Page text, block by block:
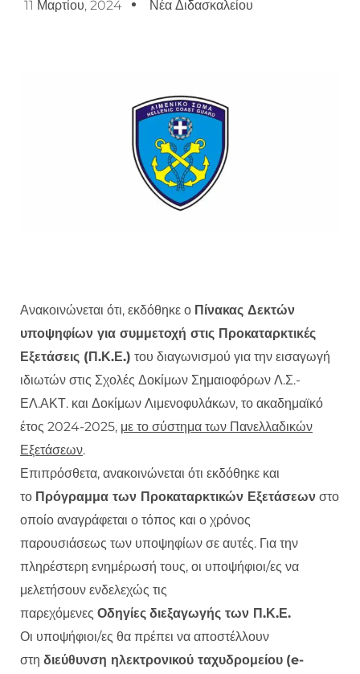
11 Μαρτίου, 2024 Νέα Διδασκαλείου
Ανακοινώνεται ότι, εκδόθηκε ο Πίνακας Δεκτών
υποψηφίων για συμμετοχή στις Προκαταρκτικές
Εξετάσεις (Π.Κ.Ε.) του διαγωνισμού για την εισαγωγή
ιδιωτών στις Σχολές Δοκίμων Σημαιοφόρων Λ.Σ.-
ΕΛ.ΑΚΤ. και Δοκίμων Λιμενοφυλάκων, το ακαδημαϊκό
έτος 2024-2025, με το σύστημα των Πανελλαδικών
Εξετάσεων.
Επιπρόσθετα, ανακοινώνεται ότι εκδόθηκε και
το Πρόγραμμα των Προκαταρκτικών Εξετάσεων στο
οποίο αναγράφεται ο τόπος και ο χρόνος
παρουσιάσεως των υποψηφίων σε αυτές. Για την
πληρέστερη ενημέρωσή τους, οι υποψήφιοι/ες να
μελετήσουν ενδελεχώς τις
παρεχόμενες Οδηγίες διεξαγωγής των Π.Κ.Ε.
Οι υποψήφιοι/ες θα πρέπει να αποστέλλουν
στη διεύθυνση ηλεκτρονικού ταχυδρομείου (e-